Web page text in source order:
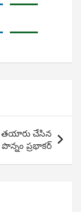
తయారు చేసిన
ప్రభాకర్